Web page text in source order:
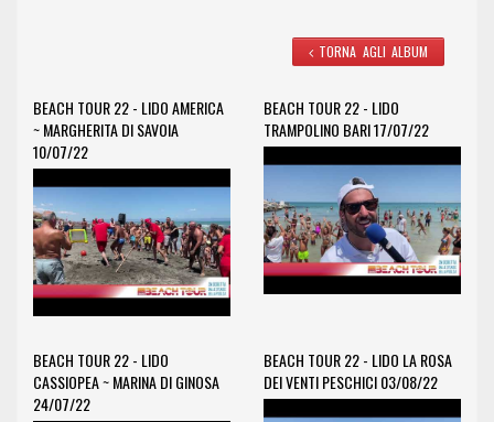
TORNA AGLI ALBUM
BEACH TOUR 22 - LIDO AMERICA
~ MARGHERITA DI SAVOIA
10/07/22
BEACH TOUR 22 - LIDO
TRAMPOLINO BARI 17/07/22
BEACH TOUR 22 - LIDO
CASSIOPEA ~ MARINA DI GINOSA
24/07/22
BEACH TOUR 22 - LIDO LA ROSA
DEI VENTI PESCHICI 03/08/22